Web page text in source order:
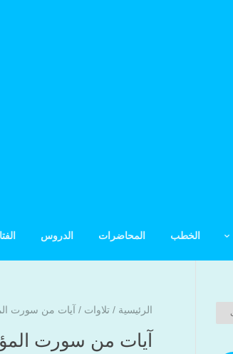
الخطب المحاضرات الدروس
الرئيسية / تلاوات / آيات من سورت
آيات من سورت